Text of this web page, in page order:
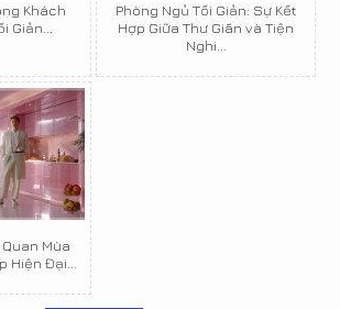
Khách
Giản...
Phòng Ngủ Tối Giản: Sự Kết
Hợp Giữa Thư Giãn và Tiện
Nghi...
Mùa
Hiện Đại...